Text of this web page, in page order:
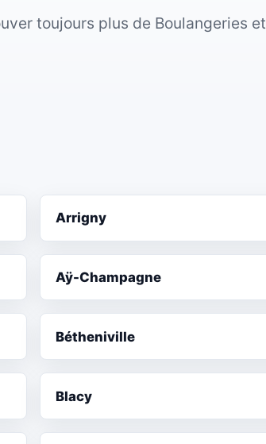
toujours plus de Boulangeries et
Arrigny
Aÿ-Champagne
Bétheniville
Blacy